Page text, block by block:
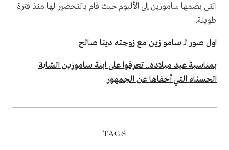
التى يضمها ساموزين إلى الألبوم حيث قام بالتحضير لها منذ فترة
طويلة.
اول صور لـ سامو زين مع زوجته دينا صالح
بمناسبة عيد ميلاده.. تعرفوا على ابنة ساموزين الشابة
الحسناء التي أخفاها عن الجمهور
TAGS